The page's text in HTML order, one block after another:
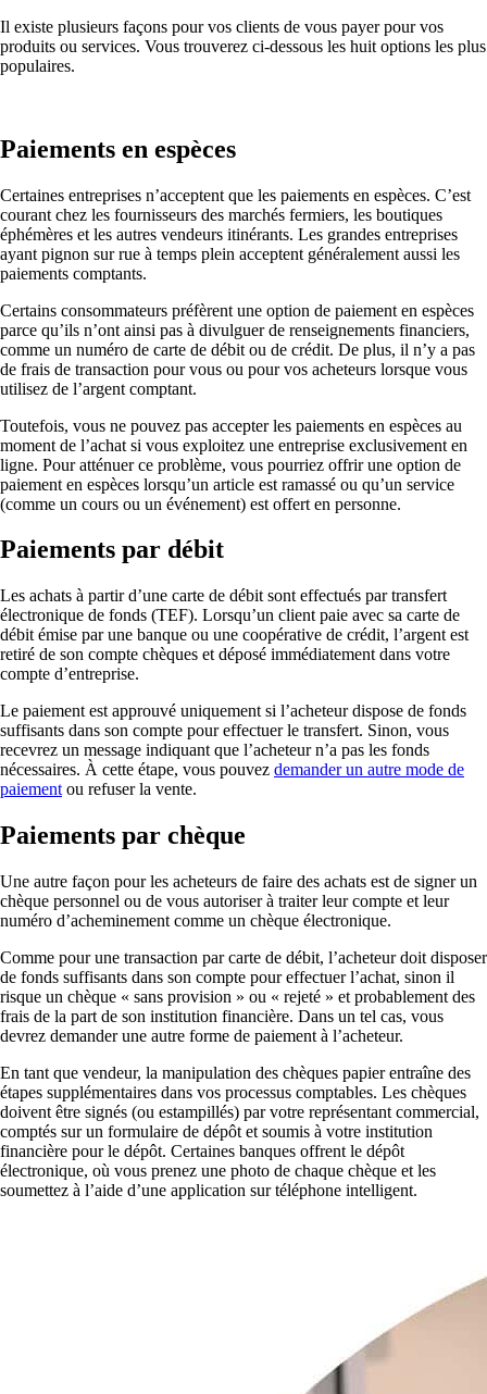
Il existe plusieurs façons pour vos clients de vous payer pour vos
produits ou services. Vous trouverez ci-dessous les huit options les plus
populaires.
Paiements en espèces
Certaines entreprises n’acceptent que les paiements en espèces. C’est
courant chez les fournisseurs des marchés fermiers, les boutiques
éphémères et les autres vendeurs itinérants. Les grandes entreprises
ayant pignon sur rue à temps plein acceptent généralement aussi les
paiements comptants.
Certains consommateurs préfèrent une option de paiement en espèces
parce qu’ils n’ont ainsi pas à divulguer de renseignements financiers,
comme un numéro de carte de débit ou de crédit. De plus, il n’y a pas
de frais de transaction pour vous ou pour vos acheteurs lorsque vous
utilisez de l’argent comptant.
Toutefois, vous ne pouvez pas accepter les paiements en espèces au
moment de l’achat si vous exploitez une entreprise exclusivement en
ligne. Pour atténuer ce problème, vous pourriez offrir une option de
paiement en espèces lorsqu’un article est ramassé ou qu’un service
(comme un cours ou un événement) est offert en personne.
Paiements par débit
Les achats à partir d’une carte de débit sont effectués par transfert
électronique de fonds (TEF). Lorsqu’un client paie avec sa carte de
débit émise par une banque ou une coopérative de crédit, l’argent est
retiré de son compte chèques et déposé immédiatement dans votre
compte d’entreprise.
Le paiement est approuvé uniquement si l’acheteur dispose de fonds
suffisants dans son compte pour effectuer le transfert. Sinon, vous
recevrez un message indiquant que l’acheteur n’a pas les fonds
nécessaires. À cette étape, vous pouvez demander un autre mode de
paiement ou refuser la vente.
Paiements par chèque
Une autre façon pour les acheteurs de faire des achats est de signer un
chèque personnel ou de vous autoriser à traiter leur compte et leur
numéro d’acheminement comme un chèque électronique.
Comme pour une transaction par carte de débit, l’acheteur doit disposer
de fonds suffisants dans son compte pour effectuer l’achat, sinon il
risque un chèque « sans provision » ou « rejeté » et probablement des
frais de la part de son institution financière. Dans un tel cas, vous
devrez demander une autre forme de paiement à l’acheteur.
En tant que vendeur, la manipulation des chèques papier entraîne des
étapes supplémentaires dans vos processus comptables. Les chèques
doivent être signés (ou estampillés) par votre représentant commercial,
comptés sur un formulaire de dépôt et soumis à votre institution
financière pour le dépôt. Certaines banques offrent le dépôt
électronique, où vous prenez une photo de chaque chèque et les
soumettez à l’aide d’une application sur téléphone intelligent.